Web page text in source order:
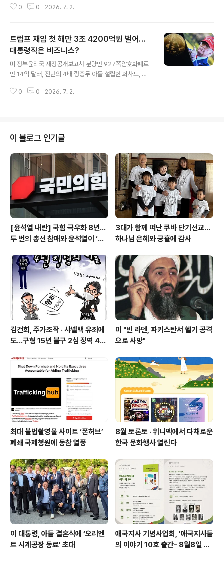
미자유무역협정인 ‘미국·멕시코·캐나다협정’(USMCA)의
정을 갱신하는 데 동의하지 않는다”며 “이에 따라 협정은
갱신되지 않는다”고 밝혔다. 그는 “미국은 이 협정의 결함
과 이들 국가와의 무역 적자 문제를 해결하기 위해 멕시코,
캐나다와 계속 협상해 나갈 것”이라고 덧붙였다. 이는 제조
업 일자리를 미국으로 다시 불러들이고, 멕시코 및 캐나다
와의 무역 적자를 줄이기 위해 협정 개정을 압박하려는 의
0 0 2026. 7. 2.
트럼프 재임 첫 해만 3조 4200억원 벌어…
대통령직은 비즈니스?
미 정부윤리국 재정공개보고서 분량만 927쪽암호화폐로
만 14억 달러, 전년의 4배 껑충두 아들 설립한 회사도, 정
디어 업체 소송 관련 8650만 달러 챙겨주식 거래 2만 12
신 두 번째 임기 첫 해에 비트코인 등으로 적어도 22억 달
러의 재산을 불렸다. 게티 이미지 합성 해리 트루먼은 월 11
3 달러의 육군 연금 말고는 아무런 수입도 없이 백악관을
떠났다. 제33대 미국 대통령인 그는 "대통령직의 명성과
존엄성을 상업화하는 것은 잘못됐다"고 회고록에 적었다.
조지 W. 부시는..
0 0 2026. 7. 2.
이 블로그 인기글
[윤석열 내란] 국힘 극우화 8년…
두 번의 총선 참패와 윤석열이 ‘폭
3대가 함께 떠난 쿠바 단기선교...
하나님 은혜와 긍휼에 감사
김건희, 주가조작 · 샤넬백 유죄에
도…구형 15년 불구 2심 징역 4년
미 "빈 라덴, 파키스탄서 헬기 공격
으로 사망"
최대 불법촬영물 사이트 ‘폰허브’
폐쇄 국제청원에 동참 열풍
8월 토론토 · 위니펙에서 다채로운
한국 문화행사 열린다
이 대통령, 아들 결혼식에 ‘오리엔
트 시계공장 동료’ 초대
애국지사 기념사업회, ’애국지사들
의 이야기 10호 출간- 8월8일 출